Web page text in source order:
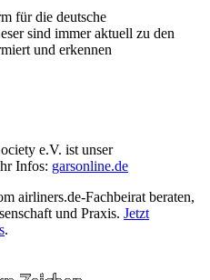
für die deutsche
sind immer aktuell zu den
und erkennen
e.V. ist unser
Infos: garsonline.de
airliners.de-Fachbeirat beraten,
und Praxis. Jetzt
.